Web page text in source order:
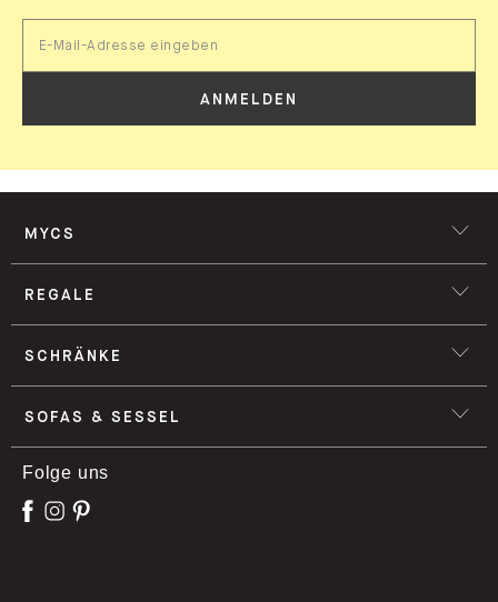
ANMELDEN
MYCS
REGALE
SCHRÄNKE
SOFAS & SESSEL
Folge uns